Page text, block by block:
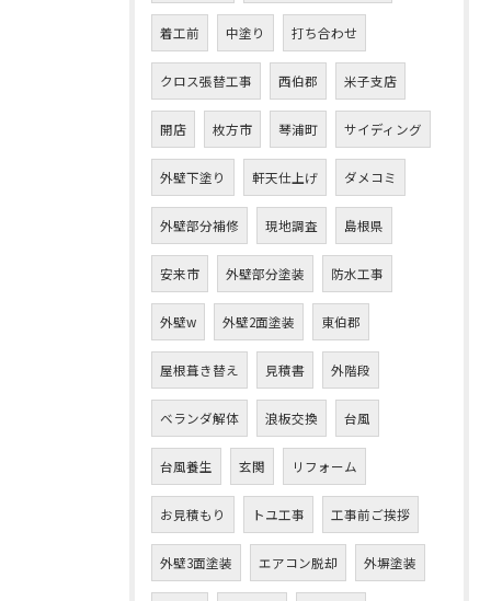
着工前 中塗り 打ち合わせ
クロス張替工事 西伯郡 米子支店
開店 枚方市 琴浦町 サイディング
外壁下塗り 軒天仕上げ ダメコミ
外壁部分補修 現地調査 島根県
安来市 外壁部分塗装 防水工事
外壁w 外壁2面塗装 東伯郡
屋根葺き替え 見積書 外階段
ベランダ解体 浪板交換 台風
台風養生 玄関 リフォーム
お見積もり トユ工事 工事前ご挨拶
外壁3面塗装 エアコン脱却 外塀塗装